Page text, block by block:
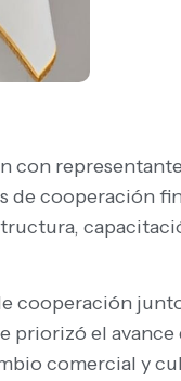
con
de cooperación
cooperación
priorizó el
comercial y